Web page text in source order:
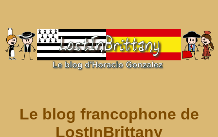
Le blog francophone de
LostInBrittany